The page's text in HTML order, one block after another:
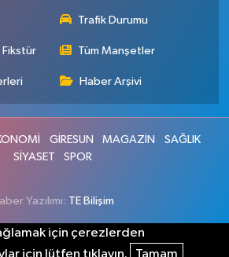
Trafik Durumu
Fikstür Tüm Manşetler
Haber Arşivi
GİRESUN MAGAZİN
SAĞLIK
SİYASET
SPOR
Yazılımı: TE Bilişim
için çerezlerden
için lütfen tıklayın.
Tamam